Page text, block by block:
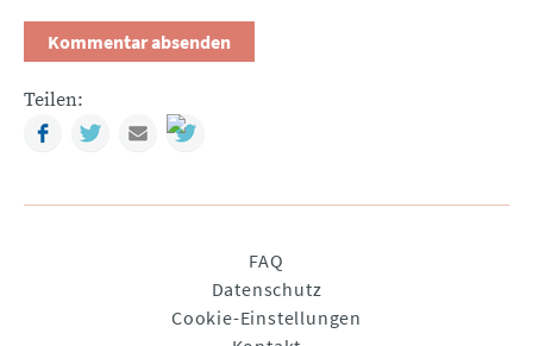
Teilen:
FacebookTwitterMail
FAQ
Datenschutz
Cookie-Einstellungen